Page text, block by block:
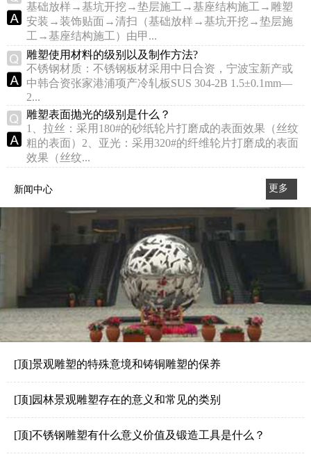
基础放样→基坑开挖→垫层施工→基座结构施工→雕塑
安装→装饰贴面→清扫（基础放样→基坑开挖→垫层施
工→基座结构施工）由甲...
雕塑使用材料的级别以及制作方法?
不锈钢材质：不锈钢板材采用中日合资，宁波宝新产或
中韩合资张家港浦项产冷轧板SUS 304-2B 1.5±0.1mm—
2...
雕塑表面抛光的级别是什么？
1、拉丝：采用180#的砂纸轮片打磨成的表面效果（丝纹
粗的表面）2、亚光：采用320#的纤维轮片打磨成的表面
效果（丝纹...
新闻中心
更多
>>
[顶]景观雕塑的特殊意境和铸铜雕塑的保养
[顶]园林景观雕塑存在的意义和常见的类别
[顶]不锈钢雕塑有什么意义价值及锻造工具是什么？